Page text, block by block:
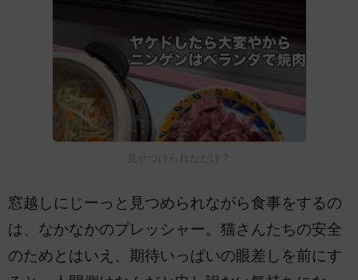
見せつけられただけ？
窓越しにじーっと見つめられながら食事をするの
は、なかなかのプレッシャー。猫さんたちの安全
のためとはいえ、期待いっぱいの眼差しを前にす